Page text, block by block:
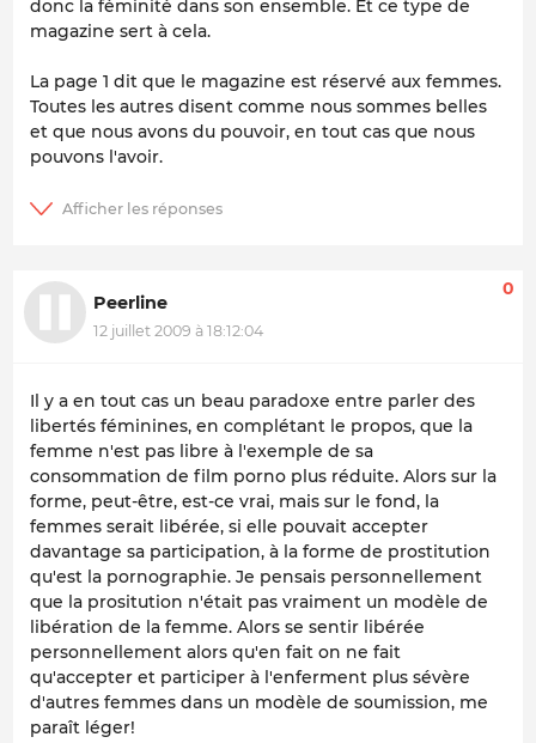
donc la féminité dans son ensemble. Et ce type de
magazine sert à cela.
La page 1 dit que le magazine est réservé aux femmes.
Toutes les autres disent comme nous sommes belles
et que nous avons du pouvoir, en tout cas que nous
pouvons l'avoir.
Peerline
12 juillet 2009 à 18:12:04
0
Il y a en tout cas un beau paradoxe entre parler des
libertés féminines, en complétant le propos, que la
femme n'est pas libre à l'exemple de sa
consommation de film porno plus réduite. Alors sur la
forme, peut-être, est-ce vrai, mais sur le fond, la
femmes serait libérée, si elle pouvait accepter
davantage sa participation, à la forme de prostitution
qu'est la pornographie. Je pensais personnellement
que la prositution n'était pas vraiment un modèle de
libération de la femme. Alors se sentir libérée
personnellement alors qu'en fait on ne fait
qu'accepter et participer à l'enferment plus sévère
d'autres femmes dans un modèle de soumission, me
paraît léger!